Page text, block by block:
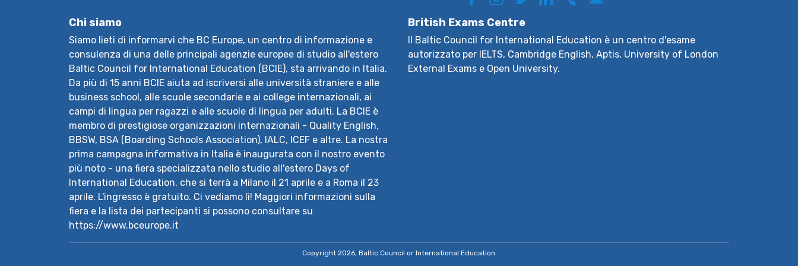
Chi siamo
Siamo lieti di informarvi che BC Europe, un centro di informazione e
consulenza di una delle principali agenzie europee di studio all'estero
Baltic Council for International Education (BCIE), sta arrivando in Italia.
Da più di 15 anni BCIE aiuta ad iscriversi alle università straniere e alle
business school, alle scuole secondarie e ai college internazionali, ai
campi di lingua per ragazzi e alle scuole di lingua per adulti. La BCIE è
membro di prestigiose organizzazioni internazionali - Quality English,
BBSW, BSA (Boarding Schools Association), IALC, ICEF e altre. La nostra
prima campagna informativa in Italia è inaugurata con il nostro evento
più noto - una fiera specializzata nello studio all'estero Days of
International Education, che si terrà a Milano il 21 aprile e a Roma il 23
aprile. L'ingresso è gratuito. Ci vediamo lì! Maggiori informazioni sulla
fiera e la lista dei partecipanti si possono consultare su
https://www.bceurope.it
British Exams Centre
Il Baltic Council for International Education è un centro d'esame
autorizzato per IELTS, Cambridge English, Aptis, University of London
External Exams e Open University.
Copyright 2026, Baltic Council or International Education